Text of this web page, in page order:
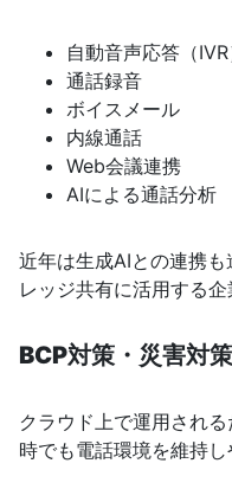
自動音声応答（IVR
通話録音
ボイスメール
内線通話
Web会議連携
AIによる通話分析
近年は生成AIとの連携
レッジ共有に活用する企
BCP対策・災害対
クラウド上で運用され
時でも電話環境を維持し